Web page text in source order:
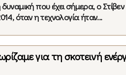
που έχει σήμερα, ο Στίβεν
όταν η τεχνολογία ήταν...
για τη σκοτεινή